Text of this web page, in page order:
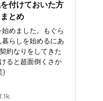
付けておいた方
とめ
めました。もぐら
らしを始めるにあ
約なりをしてきた
ると超面倒くさか
)
1.1k.